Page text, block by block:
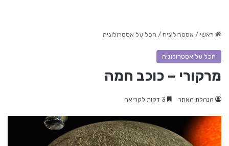
ראשי / אסטרולוגיה / הכל על אסטרולוגיה
הכל על אסטרולוגיה
מרקורי – כוכב חמה
הנהלת האתר